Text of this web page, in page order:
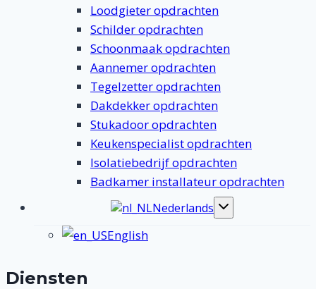
Loodgieter opdrachten
Schilder opdrachten
Schoonmaak opdrachten
Aannemer opdrachten
Tegelzetter opdrachten
Dakdekker opdrachten
Stukadoor opdrachten
Keukenspecialist opdrachten
Isolatiebedrijf opdrachten
Badkamer installateur opdrachten
Nederlands
Toggle
English
Diensten